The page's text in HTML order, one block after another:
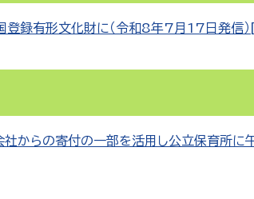
国登録有形文化財に（令和8年7月17日発信
社からの寄付の一部を活用し公立保育所に